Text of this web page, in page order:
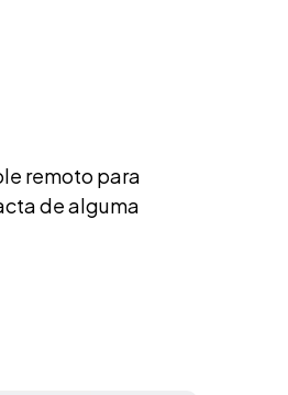
remoto para
de alguma